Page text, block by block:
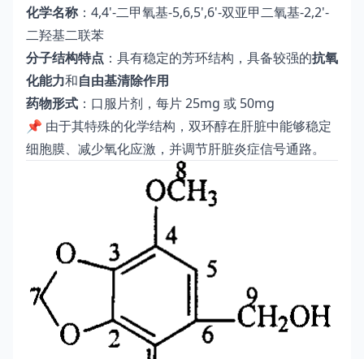
化学名称 ：4,4'-二甲氧基-5,6,5',6'-双亚甲二氧基-2,2'-
二羟基二联苯
分子结构特点 ：具有稳定的芳环结构，具备较强的抗氧
化能力和自由基清除作用
药物形式 ：口服片剂，每片 25mg 或 50mg
📌 由于其特殊的化学结构，双环醇在肝脏中能够稳定
细胞膜、减少氧化应激，并调节肝脏炎症信号通路。